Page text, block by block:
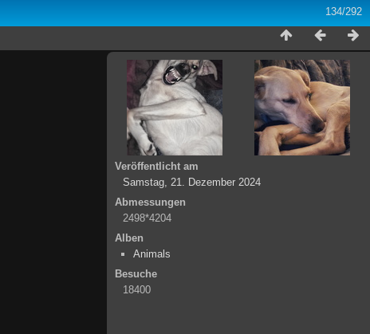
134/292
Veröffentlicht am
Samstag, 21. Dezember 2024
Abmessungen
2498*4204
Alben
Animals
Besuche
18400